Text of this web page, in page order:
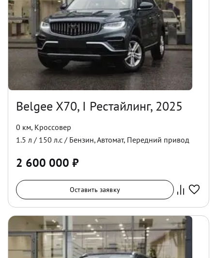
Belgee X70, I Рестайлинг, 2025
0 км, Кроссовер
1.5 л / 150 л.с / Бензин,Автомат, Передний привод
2 600 000 ₽
Оставить заявку